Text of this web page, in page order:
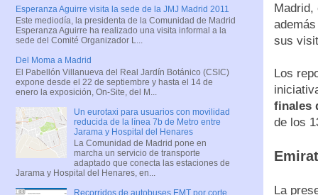
Madrid,
sus
Los
finales
de los
La
Esperanza Aguirre visita la sede de la JMJ Madrid 2011
Este mediodía, la presidenta de la Comunidad de Madrid
Esperanza Aguirre ha realizado una visita informal a la
sede del Comité Organizador L...
Del Moma a Madrid
El Pabellón Villanueva del Real Jardín Botánico (CSIC)
expone desde el 22 de septiembre y hasta el 14 de
enero la exposición, On-Site, del M...
Un eurotaxi para usuarios con movilidad
reducida de la línea 7b de Metro entre
Jarama y Hospital del Henares
La Comunidad de Madrid pone en
marcha un servicio de transporte
adaptado que conecta las estaciones de
Jarama y Hospital del Henares, en...
Recorridos de autobuses EMT por corte